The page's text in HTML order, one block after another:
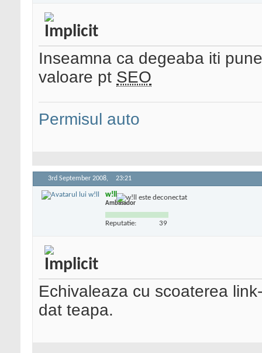
Inseamna ca degeaba iti
valoare pt SEO
Permisul auto
3rd September 2008, 23:21
w!ll
Ambasador
Reputatie: 39
Echivaleaza cu scoaterea
dat teapa.